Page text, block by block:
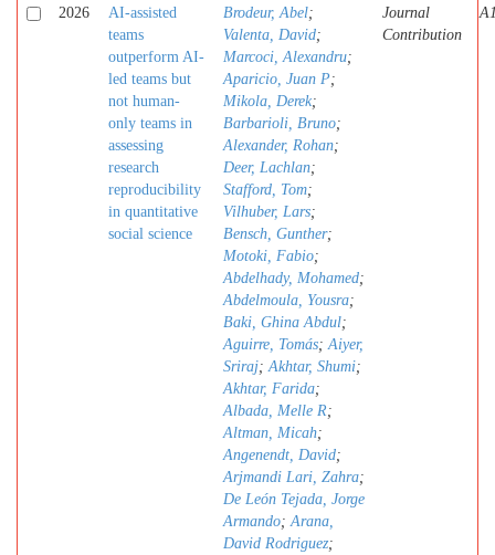
2026
AI-assisted
teams
outperform AI-
led teams but
not human-
only teams in
assessing
research
reproducibility
in quantitative
social science
Brodeur, Abel;
Valenta, David;
Marcoci, Alexandru;
Aparicio, Juan P;
Mikola, Derek;
Barbarioli, Bruno;
Alexander, Rohan;
Deer, Lachlan;
Stafford, Tom;
Vilhuber, Lars;
Bensch, Gunther;
Motoki, Fabio;
Abdelhady, Mohamed;
Abdelmoula, Yousra;
Baki, Ghina Abdul;
Aguirre, Tomás;Aiyer,
Sriraj;Akhtar, Shumi;
Akhtar, Farida;
Albada, Melle R;
Altman, Micah;
Angenendt, David;
Arjmandi Lari, Zahra;
De León Tejada, Jorge
Armando;Arana,
David Rodriguez;
Journal
Contribution